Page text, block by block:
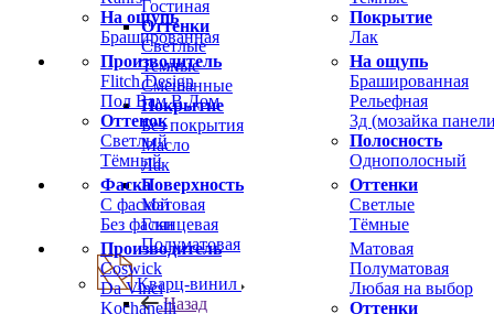
На ощупь
Брашированная
Покрытие
Лак
Производитель
Flitch Design
Пол Вам В Дом
Оттенок
Светлый
Тёмный
На ощупь
Брашированная
Рельефная
3д (мозайка
Полосность
Однополосный
Фаска
С фаской
Без фаски
Оттенки
Светлые
Тёмные
Производитель
Coswick
Da Vinci
Kochanelli
Матовая
Полуматовая
Любая на выбор
Оттенки
Гостиная
Оттенки
Светлые
Темные
Смешанные
Покрытие
Без покрытия
Масло
Лак
Поверхность
Матовая
Глянцевая
Полуматовая
Кварц-винил
Назад